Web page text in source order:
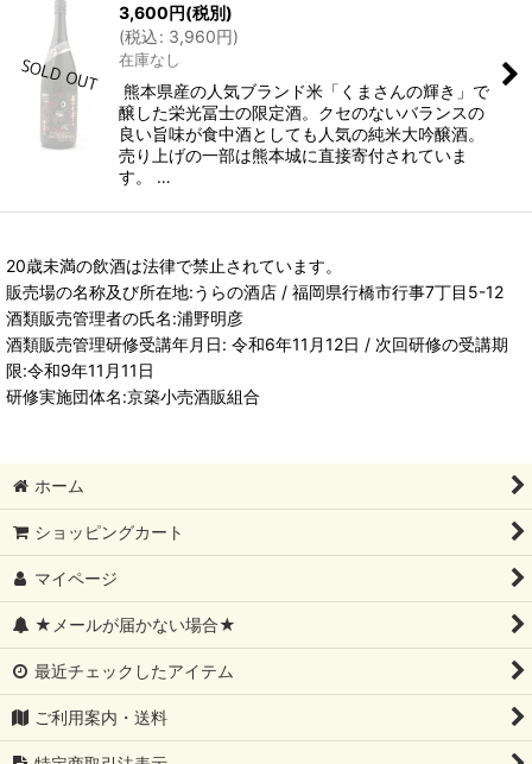
3,600円(税別)
(税込: 3,960円)
在庫なし
熊本県産の人気ブランド米「くまさんの輝き」で
醸した栄光冨士の限定酒。クセのないバランスの
良い旨味が食中酒としても人気の純米大吟醸酒。
売り上げの一部は熊本城に直接寄付されていま
す。 …
20歳未満の飲酒は法律で禁止されています。
販売場の名称及び所在地:うらの酒店 / 福岡県行橋市行事7丁目5-12
酒類販売管理者の氏名:浦野明彦
酒類販売管理研修受講年月日: 令和6年11月12日 / 次回研修の受講期
限:令和9年11月11日
研修実施団体名:京築小売酒販組合
ホーム
ショッピングカート
マイページ
★メールが届かない場合★
最近チェックしたアイテム
ご利用案内・送料